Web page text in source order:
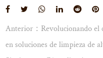
Anterior：Revolucionando el
en soluciones de limpieza de